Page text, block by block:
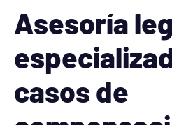
Asesoría
casos de